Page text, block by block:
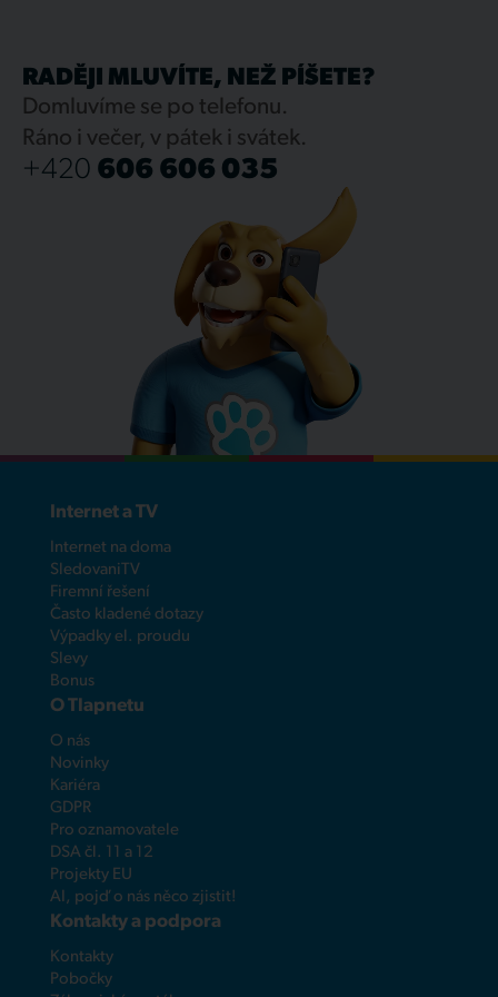
RADĚJI MLUVÍTE, NEŽ PÍŠETE?
Domluvíme se po telefonu.
Ráno i večer, v pátek i svátek.
+420 606 606 035
Internet a TV
Internet na doma
SledovaniTV
Firemní řešení
Často kladené dotazy
Výpadky el. proudu
Slevy
Bonus
O Tlapnetu
O nás
Novinky
Kariéra
GDPR
Pro oznamovatele
DSA čl. 11 a 12
Projekty EU
AI, pojď o nás něco zjistit!
Kontakty a podpora
Kontakty
Pobočky